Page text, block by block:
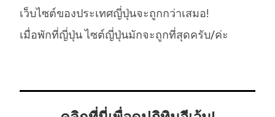
เว็บไซต์ของประเทศญี่ปุ่นจะถูกกว่าเสมอ!
เมื่อพักที่ญี่ปุ่น ไซต์ญี่ปุ่นมักจะถูกที่สุดครับ/ค่ะ